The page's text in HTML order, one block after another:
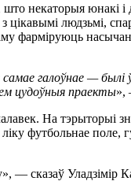
некаторыя юнакі і
цікавымі людзьмі,
фарміруюць
самае галоўнае — былі
цудоўныя праекты»,
На тэрыторыі
футбольнае поле,
— сказаў Уладзімір